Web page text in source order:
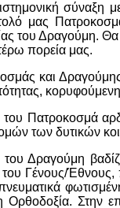
σύναξη
μας
του Δραγούμη. Θα
πορεία μας.
και Δραγούμης
Πατροκοσμά
των δυτικών
Δραγούμη
Γένους/Έθνους,
Στην